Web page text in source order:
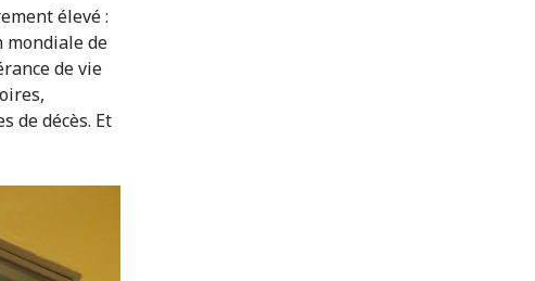
élevé :
mondiale de
de vie
de décès. Et